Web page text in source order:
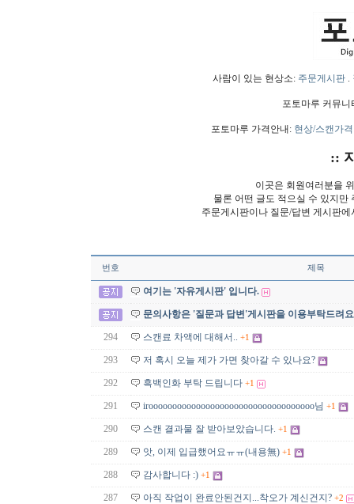
사람이 있는 현상소: 주문게시판.
포토마루 커뮤
포토마루 가격안내: 현상/스캔가격
::
이곳은 회원여러분을
물론 어떤 글도 적으실 수 있지만
주문게시판이나 질문/답변 게시판
번호 제목
여기는 '자유게시판' 입니다.
문의사항은 '질문과 답변'게시판을 이용부탁드려
294 스캔료 차액에 대해서.. +1
293 저 혹시 오늘 제가 가면 찾아갈 수 있나요?
292 흑백인화 부탁 드립니다 +1
291 irooooooooooooooooooooooooooooooooooo님 +1
290 스캔 결과물 잘 받아보았습니다. +1
289 앗, 이제 입급했어요ㅠㅠ(내용無) +1
288 감사합니다 :) +1
287 아직 작업이 완료안된건지...착오가 계신건지? +2